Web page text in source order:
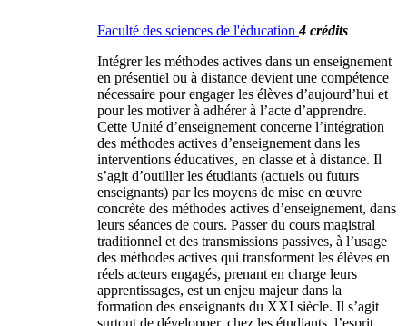
Faculté des sciences de l'éducation4 crédits
Intégrer les méthodes actives dans un enseignement
en présentiel ou à distance devient une compétence
nécessaire pour engager les élèves d’aujourd’hui et
pour les motiver à adhérer à l’acte d’apprendre.
Cette Unité d’enseignement concerne l’intégration
des méthodes actives d’enseignement dans les
interventions éducatives, en classe et à distance. Il
s’agit d’outiller les étudiants (actuels ou futurs
enseignants) par les moyens de mise en œuvre
concrète des méthodes actives d’enseignement, dans
leurs séances de cours. Passer du cours magistral
traditionnel et des transmissions passives, à l’usage
des méthodes actives qui transforment les élèves en
réels acteurs engagés, prenant en charge leurs
apprentissages, est un enjeu majeur dans la
formation des enseignants du XXI siècle. Il s’agit
surtout de développer, chez les étudiants, l’esprit